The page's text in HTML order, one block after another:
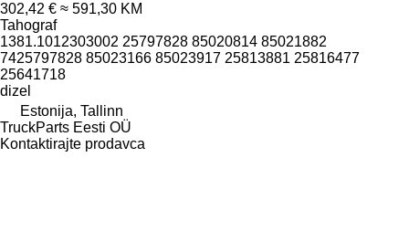
302,42 € ≈ 591,30 KM
Tahograf
1381.1012303002 25797828 85020814 85021882
7425797828 85023166 85023917 25813881 25816477
25641718
dizel
Estonija, Tallinn
TruckParts Eesti OÜ
Kontaktirajte prodavca